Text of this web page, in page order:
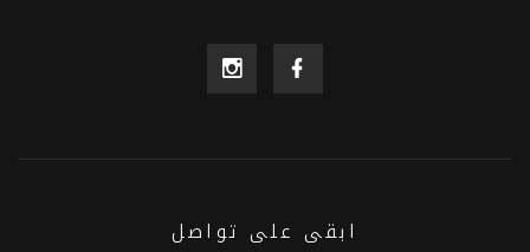
ابقى على تواصل